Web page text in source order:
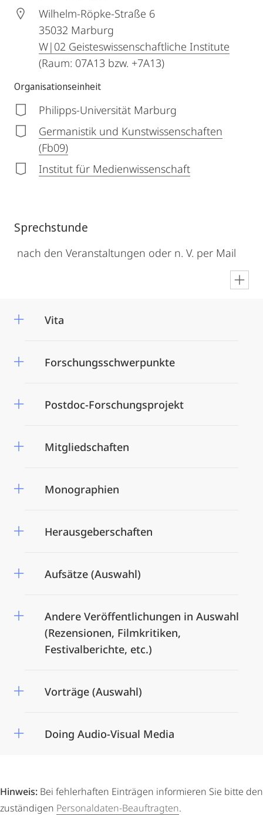
Wilhelm-Röpke-Straße 6
35032 Marburg
W|02 Geisteswissenschaftliche Institute
(Raum: 07A13 bzw. +7A13)
Organisationseinheit
Philipps-Universität Marburg
Germanistik und Kunstwissenschaften
(Fb09)
Institut für Medienwissenschaft
Sprechstunde
nach den Veranstaltungen oder n. V. per Mail
Vita
Forschungsschwerpunkte
Postdoc-Forschungsprojekt
Mitgliedschaften
Monographien
Herausgeberschaften
Aufsätze (Auswahl)
Andere Veröffentlichungen in Auswahl
(Rezensionen, Filmkritiken,
Festivalberichte, etc.)
Vorträge (Auswahl)
Doing Audio-Visual Media
Hinweis: Bei fehlerhaften Einträgen informieren Sie bitte den
zuständigen Personaldaten-Beauftragten.